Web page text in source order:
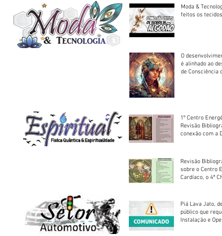
Moda &
feitos os
O
é alinhado ao
de Consciência
1º Centro
Revisão
conexão com a
Revisão
sobre o Centro
Cardíaco, o 4ª
Piá Lava Jato,
público que
Instalação e